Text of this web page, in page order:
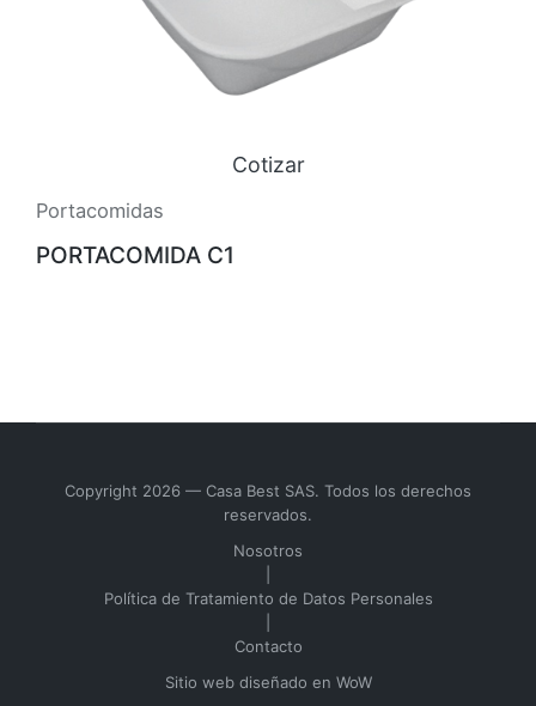
Cotizar
Portacomidas
PORTACOMIDA C1
Copyright 2026 — Casa Best SAS. Todos los derechos
reservados.
Nosotros
Política de Tratamiento de Datos Personales
Contacto
Sitio web diseñado en WoW